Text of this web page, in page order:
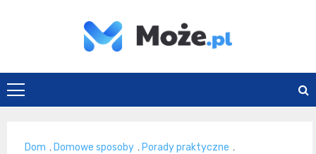
Może.pl
Dom , Domowe sposoby , Porady praktyczne ,